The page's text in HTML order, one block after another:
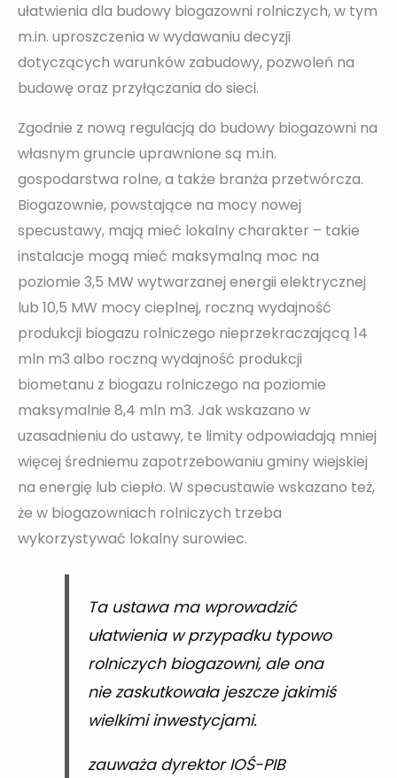
ułatwienia dla budowy biogazowni rolniczych, w tym
m.in. uproszczenia w wydawaniu decyzji
dotyczących warunków zabudowy, pozwoleń na
budowę oraz przyłączania do sieci.
Zgodnie z nową regulacją do budowy biogazowni na
własnym gruncie uprawnione są m.in.
gospodarstwa rolne, a także branża przetwórcza.
Biogazownie, powstające na mocy nowej
specustawy, mają mieć lokalny charakter – takie
instalacje mogą mieć maksymalną moc na
poziomie 3,5 MW wytwarzanej energii elektrycznej
lub 10,5 MW mocy cieplnej, roczną wydajność
produkcji biogazu rolniczego nieprzekraczającą 14
mln m3 albo roczną wydajność produkcji
biometanu z biogazu rolniczego na poziomie
maksymalnie 8,4 mln m3. Jak wskazano w
uzasadnieniu do ustawy, te limity odpowiadają mniej
więcej średniemu zapotrzebowaniu gminy wiejskiej
na energię lub ciepło. W specustawie wskazano też,
że w biogazowniach rolniczych trzeba
wykorzystywać lokalny surowiec.
Ta ustawa ma wprowadzić
ułatwienia w przypadku typowo
rolniczych biogazowni, ale ona
nie zaskutkowała jeszcze jakimiś
wielkimi inwestycjami.
zauważa dyrektor IOŚ-PIB